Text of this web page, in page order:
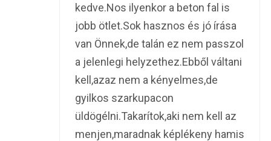
kedve.Nos ilyenkor a beton fal is
jobb ötlet.Sok hasznos és jó írása
van Önnek,de talán ez nem passzol
a jelenlegi helyzethez.Ebből váltani
kell,azaz nem a kényelmes,de
gyilkos szarkupacon
üldögélni.Takarítok,aki nem kell az
menjen,maradnak képlékeny hamis